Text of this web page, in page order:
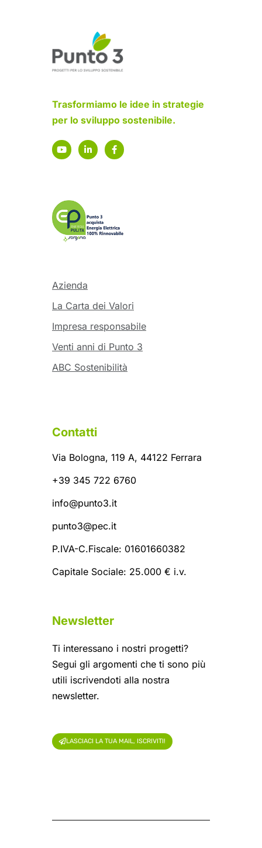
Trasformiamo le idee in strategie
per lo sviluppo sostenibile.
Azienda
La Carta dei Valori
Impresa responsabile
Venti anni di Punto 3
ABC Sostenibilità
Contatti
Via Bologna, 119 A, 44122 Ferrara
+39 345 722 6760
info@punto3.it
punto3@pec.it
P.IVA-C.Fiscale: 01601660382
Capitale Sociale: 25.000 € i.v.
Newsletter
Ti interessano i nostri progetti?
Segui gli argomenti che ti sono più
utili iscrivendoti alla nostra
newsletter.
LASCIACI LA TUA MAIL, ISCRIVITI!